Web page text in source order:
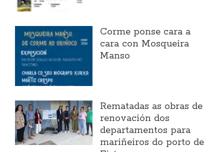
Corme ponse cara a
cara con Mosqueira
Manso
Rematadas as obras de
renovación dos
departamentos para
mariñeiros do porto de